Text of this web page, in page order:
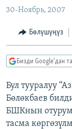
МАДАНИЯТ
ТВ
БҮГҮН АЗАТТЫКТА
ДАНИСТЕ
ЭЖЕ-СИҢДИЛЕР
АЗАТТЫК+
ПОДКАСТ
ОНЛАЙН ШЕРИНЕ
30-Ноябрь, 2007
Бөлүшүңүз
Бизди Google'дан
Бул тууралуу
Бөлөкбаев
БШКнын
тасма